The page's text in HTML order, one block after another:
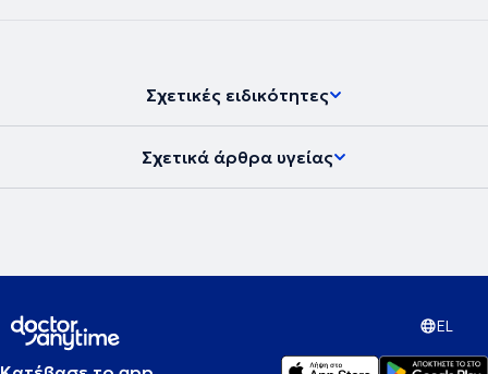
Σχετικές ειδικότητες
Σχετικά άρθρα υγείας
EL